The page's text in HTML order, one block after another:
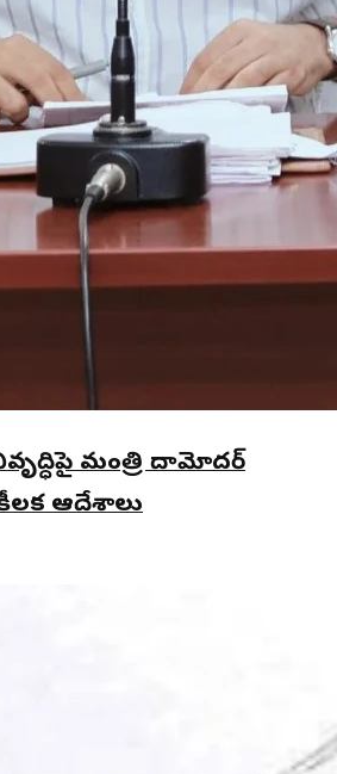
మంత్రి దామోదర్
కీలక ఆదేశాలు